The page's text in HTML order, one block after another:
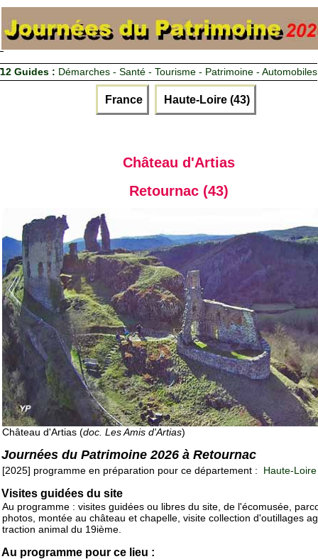
12 Guides : Démarches - Santé - Tourisme - Patrimoine - Automobiles
France Haute-Loire (43)
Château d'Artias
Retournac (43)
Château d'Artias (doc. Les Amis d'Artias)
Journées du Patrimoine 2026 à Retournac
[2025] programme en préparation pour ce département : Haute-
Visites guidées du site
Au programme : visites guidées ou libres du site, de l'écomusée,
photos, montée au château et chapelle, visite collection d'outillages
traction animal du 19ième.
Au programme pour ce lieu :